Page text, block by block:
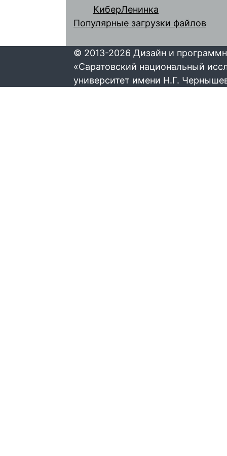
КиберЛенинка
Популярные загрузки файлов
© 2013-2026 Дизайн и
«Саратовский национальный
университет имени Н.Г.